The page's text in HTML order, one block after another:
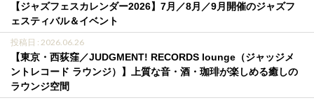
【ジャズフェスカレンダー2026】7月／8月／9月開催のジャズフ
ェスティバル＆イベント
投稿日 : 2026.06.26
【東京・西荻窪／JUDGMENT! RECORDS lounge（ジャッジメ
ントレコード ラウンジ）】上質な音・酒・珈琲が楽しめる癒しの
ラウンジ空間